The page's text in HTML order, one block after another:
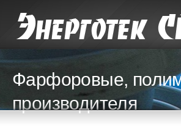
Фарфоровые,
производителя